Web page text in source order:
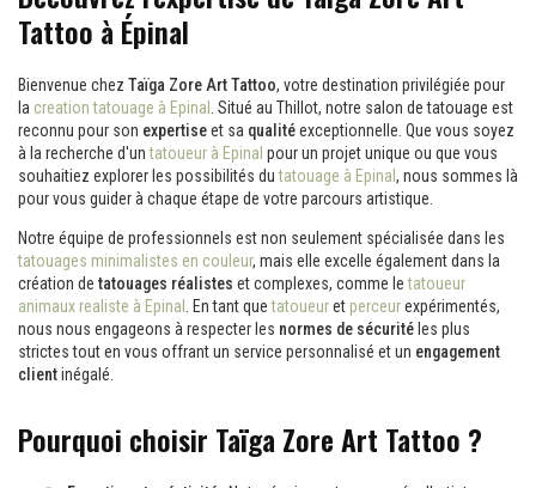
Tattoo à Épinal
Bienvenue chez Taïga Zore Art Tattoo, votre destination privilégiée pour
la creation tatouage à Epinal
. Situé au Thillot, notre salon de tatouage est
reconnu pour son expertiseet sa qualitéexceptionnelle. Que vous soyez
à la recherche d'untatoueur à Epinal pour un projet unique ou que vous
souhaitiez explorer les possibilités dutatouage à Epinal , nous sommes là
pour vous guider à chaque étape de votre parcours artistique.
Notre équipe de professionnels est non seulement spécialisée dans les
tatouages minimalistes en couleur, mais elle excelle également dans la
création de tatouages réalistes et complexes, comme letatoueur
animaux realiste à Epinal
. En tant quetatoueuret perceurexpérimentés,
nous nous engageons à respecter les normes de sécurité les plus
strictes tout en vous offrant un service personnalisé et un engagement
clientinégalé.
Pourquoi choisir Taïga Zore Art Tattoo ?